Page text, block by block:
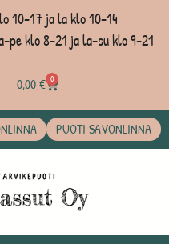
10-17 ja la klo 10-14
pe klo 8-21 ja la-su klo 9-21
0,00€ 0
PUOTI SAVONLINNA